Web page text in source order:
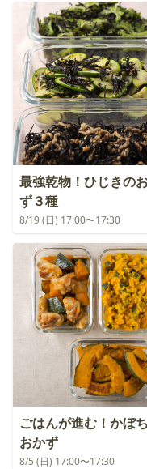
最強乾物！ひじきの
ず３種
8/19 (日) 17:00〜17:30
ごはんが進む！かぼ
おかず
8/5 (日) 17:00〜17:30